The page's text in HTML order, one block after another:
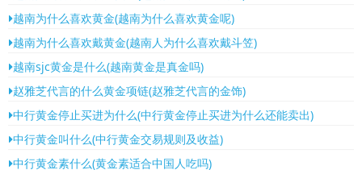
越南为什么喜欢黄金(越南为什么喜欢黄金呢)
越南为什么喜欢戴黄金(越南人为什么喜欢戴斗笠)
越南sjc黄金是什么(越南黄金是真金吗)
赵雅芝代言的什么黄金项链(赵雅芝代言的金饰)
中行黄金停止买进为什么(中行黄金停止买进为什么还能卖出)
中行黄金叫什么(中行黄金交易规则及收益)
中行黄金素什么(黄金素适合中国人吃吗)